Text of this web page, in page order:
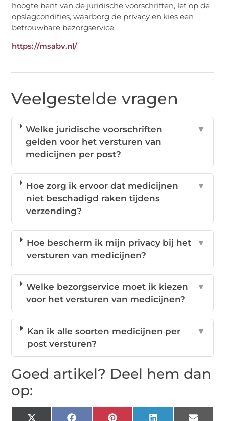
hoogte bent van de juridische voorschriften, let op de
opslagcondities, waarborg de privacy en kies een
betrouwbare bezorgservice.
https://msabv.nl/
Veelgestelde vragen
Welke juridische voorschriften
gelden voor het versturen van
medicijnen per post?
▼
Hoe zorg ik ervoor dat medicijnen
niet beschadigd raken tijdens
verzending?
▼
Hoe bescherm ik mijn privacy bij het
versturen van medicijnen?
▼
Welke bezorgservice moet ik kiezen
voor het versturen van medicijnen?
▼
Kan ik alle soorten medicijnen per
post versturen?
▼
Goed artikel? Deel hem dan
op: